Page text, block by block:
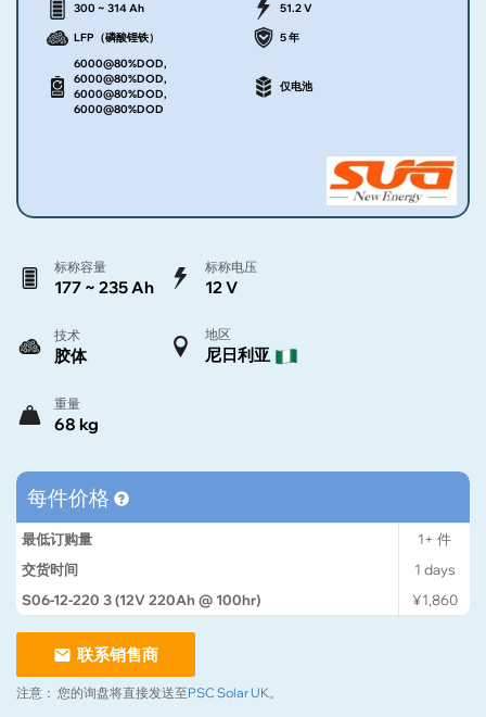
300 ~ 314 Ah 51.2 V
LFP（磷酸锂铁）
5 年
6000@80%DOD,
6000@80%DOD,
6000@80%DOD,
6000@80%DOD
仅电池
标称容量
177 ~ 235 Ah
标称电压
12 V
技术
胶体
地区
尼日利亚
重量
68 kg
每件价格
最低订购量 1+ 件
交货时间
1 days
S06-12-220 3 (12V 220Ah @ 100hr)
¥1,860
联系销售商
注意： 您的询盘将直接发送至PSC Solar UK。